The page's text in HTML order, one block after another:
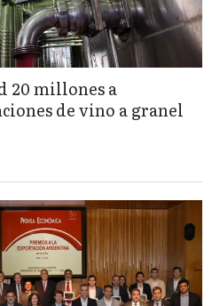
20 millones a
de vino a granel